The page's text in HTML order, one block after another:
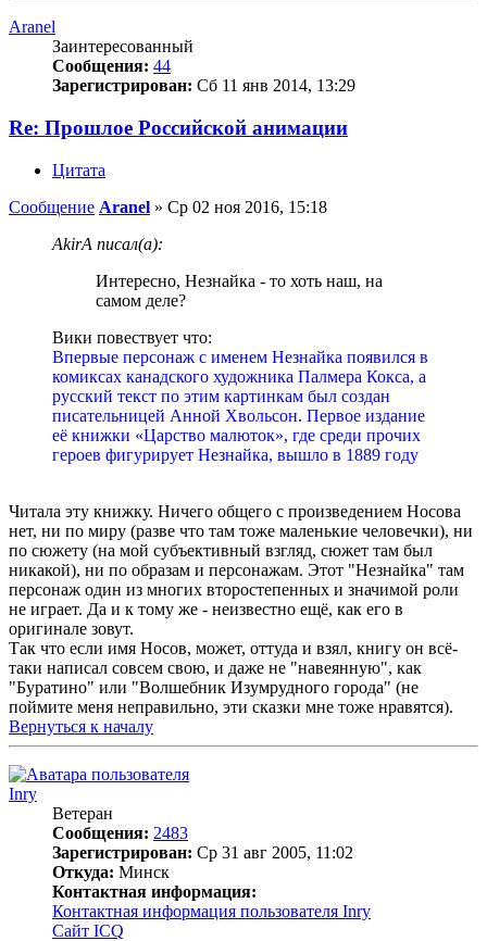
Aranel
Заинтересованный
Сообщения: 44
Зарегистрирован: Сб 11 янв 2014, 13:29
Re: Прошлое Российской анимации
Цитата
Сообщение Aranel » Ср 02 ноя 2016, 15:18
AkirA писал(а):
Интересно, Незнайка - то хоть наш, на
самом деле?
Вики повествует что:
Впервые персонаж с именем Незнайка появился в
комиксах канадского художника Палмера Кокса, а
русский текст по этим картинкам был создан
писательницей Анной Хвольсон. Первое издание
её книжки «Царство малюток», где среди прочих
героев фигурирует Незнайка, вышло в 1889 году
Читала эту книжку. Ничего общего с произведением Носова
нет, ни по миру (разве что там тоже маленькие человечки), ни
по сюжету (на мой субъективный взгляд, сюжет там был
никакой), ни по образам и персонажам. Этот "Незнайка" там
персонаж один из многих второстепенных и значимой роли
не играет. Да и к тому же - неизвестно ещё, как его в
оригинале зовут.
Так что если имя Носов, может, оттуда и взял, книгу он всё-
таки написал совсем свою, и даже не "навеянную", как
"Буратино" или "Волшебник Изумрудного города" (не
поймите меня неправильно, эти сказки мне тоже нравятся).
Вернуться к началу
Inry
Ветеран
Сообщения: 2483
Зарегистрирован: Ср 31 авг 2005, 11:02
Откуда: Минск
Контактная информация:
Контактная информация пользователя Inry
Сайт ICQ